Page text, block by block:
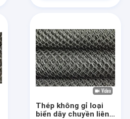
Thép không gỉ loại
biển dây chuyền liên